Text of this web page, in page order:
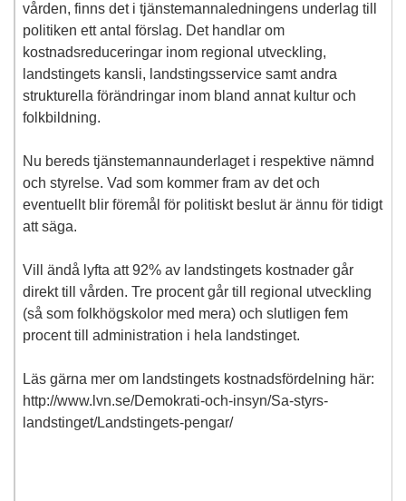
vården, finns det i tjänstemannaledningens underlag till
politiken ett antal förslag. Det handlar om
kostnadsreduceringar inom regional utveckling,
landstingets kansli, landstingsservice samt andra
strukturella förändringar inom bland annat kultur och
folkbildning.
Nu bereds tjänstemannaunderlaget i respektive nämnd
och styrelse. Vad som kommer fram av det och
eventuellt blir föremål för politiskt beslut är ännu för tidigt
att säga.
Vill ändå lyfta att 92% av landstingets kostnader går
direkt till vården. Tre procent går till regional utveckling
(så som folkhögskolor med mera) och slutligen fem
procent till administration i hela landstinget.
Läs gärna mer om landstingets kostnadsfördelning här:
http://www.lvn.se/Demokrati-och-insyn/Sa-styrs-
landstinget/Landstingets-pengar/